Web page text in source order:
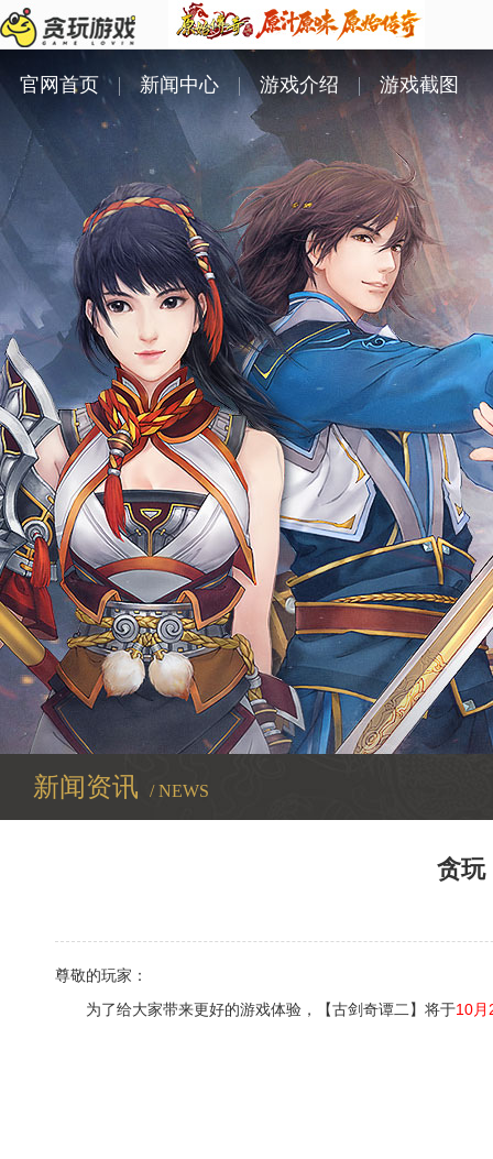
官网首页 新闻中心 游戏介绍 游戏截图
新闻资讯 / NEWS
贪玩
尊敬的玩家：
为了给大家带来更好的游戏体验，【古剑奇谭二】将于10月